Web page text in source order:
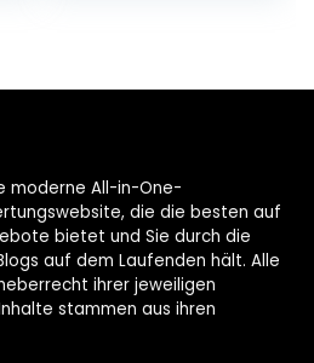
moderne All-in-One-
die die besten auf
bietet und Sie durch die
auf dem Laufenden hält. Alle
ihrer jeweiligen
stammen aus ihren